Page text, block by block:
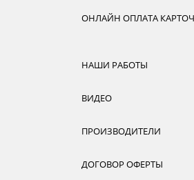
ОНЛАЙН ОПЛАТА
НАШИ РАБОТЫ
ВИДЕО
ПРОИЗВОДИТЕЛИ
ДОГОВОР ОФЕРТЫ